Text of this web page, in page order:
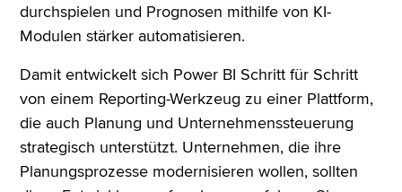
durchspielen und Prognosen mithilfe von KI-
Modulen stärker automatisieren.
Damit entwickelt sich Power BI Schritt für Schritt
von einem Reporting-Werkzeug zu einer Plattform,
die auch Planung und Unternehmenssteuerung
strategisch unterstützt. Unternehmen, die ihre
Planungsprozesse modernisieren wollen, sollten